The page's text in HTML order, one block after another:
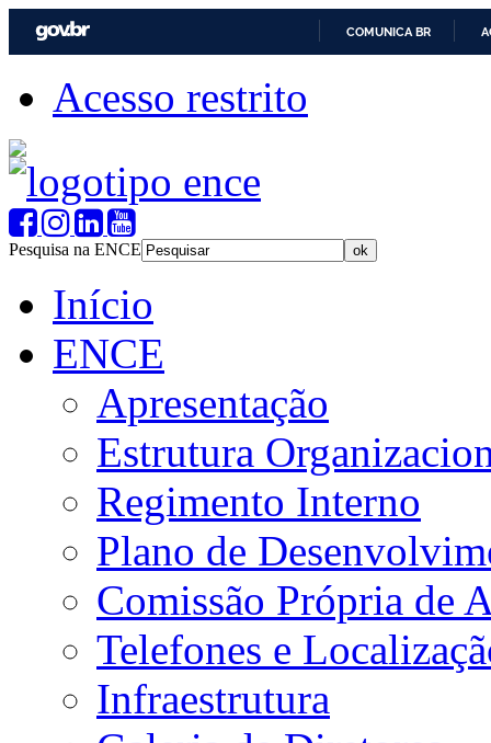
COMUNICA BR
Acesso restrito
Pesquisa na ENCE
Início
ENCE
Apresentação
Estrutura
Regimento Interno
Plano de
Comissão Própria de
Telefones e
Infraestrutura